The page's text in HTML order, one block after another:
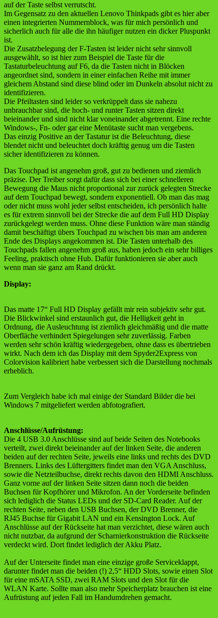
auf der Taste selbst verrutscht.
Im Gegensatz zu den aktuellen Lenovo Thinkpads gibt es hier aber
einen integrierten Nummernblock, was für mich persönlich und
sicherlich auch für alle die ihn häufiger nutzen ein dicker Pluspunkt
ist.
Die Zusatzbelegung der F-Tasten ist leider nicht sehr sinnvoll
ausgewählt, so ist hier zum Beispiel die Taste für die
Tastaturbeleuchtung auf F6, da die Tasten nicht in Blöcken
angeordnet sind, sondern in einer einfachen Reihe mit immer
gleichem Abstand sind diese blind oder im Dunkeln absolut nicht zu
identifizieren.
Die Pfeiltasten sind leider so verkrüppelt dass sie nahezu
unbrauchbar sind, die hoch- und runter Tasten sitzen direkt
beieinander und sind nicht klar voneinander abgetrennt. Eine rechte
Windows-, Fn- oder gar eine Menütaste sucht man vergebens.
Das einzig Positive an der Tastatur ist die Beleuchtung, diese
blendet nicht und beleuchtet doch kräftig genug um die Tasten
sicher identifizieren zu können.
Das Touchpad ist angenehm groß, gut zu bedienen und ziemlich
präzise. Der Treiber sorgt dafür dass sich bei einer schnelleren
Bewegung die Maus nicht proportional zur zurück gelegten Strecke
auf dem Touchpad bewegt, sondern exponentiell. Ob man das mag
oder nicht muss wohl jeder selbst entscheiden, ich persönlich halte
es für extrem sinnvoll bei der Strecke die auf dem Full HD Display
zurückgelegt werden muss. Ohne diese Funktion wäre man ständig
damit beschäftigt übers Touchpad zu wischen bis man am anderen
Ende des Displays angekommen ist. Die Tasten unterhalb des
Touchpads fallen angenehm groß aus, haben jedoch ein sehr billiges
Feeling, praktisch ohne Hub. Dafür funktionieren sie aber auch
wenn man sie ganz am Rand drückt.
Display:
Das matte 17“ Full HD Display gefällt mir rein subjektiv sehr gut.
Die Blickwinkel sind erstaunlich gut, die Helligkeit geht in
Ordnung, die Ausleuchtung ist ziemlich gleichmäßig und die matte
Oberfläche verhindert Spiegelungen sehr zuverlässig. Farben
werden sehr schön kräftig wiedergegeben, ohne dass es übertrieben
wirkt. Nach dem ich das Display mit dem Spyder2Express von
Colorvision kalibriert habe verbessert sich die Darstellung nochmals
erheblich.
Zum Vergleich habe ich mal einige der Standard Bilder die bei
Windows 7 mitgeliefert werden abfotografiert.
Anschlüsse/Aufrüstung:
Die 4 USB 3.0 Anschlüsse sind auf beide Seiten des Notebooks
verteilt, zwei direkt beieinander auf der linken Seite, die anderen
beiden auf der rechten Seite, jeweils eine links und rechts des DVD
Brenners. Links des Lüftergitters findet man den VGA Anschluss,
sowie die Netzteilbuchse, direkt rechts davon den HDMI Anschluss.
Ganz vorne auf der linken Seite sitzen dann noch die beiden
Buchsen für Kopfhörer und Mikrofon. An der Vorderseite befinden
sich lediglich die Status LEDs und der SD-Card Reader. Auf der
rechten Seite, neben den USB Buchsen, der DVD Brenner, die
RJ45 Buchse für Gigabit LAN und ein Kensington Lock. Auf
Anschlüsse auf der Rückseite hat man verzichtet, diese wären auch
nicht nutzbar, da aufgrund der Scharnierkonstruktion die Rückseite
verdeckt wird. Dort findet lediglich der Akku Platz.
Auf der Unterseite findet man eine einzige große Serviceklappt,
darunter findet man die beiden (!) 2,5“ HDD Slots, sowie einen Slot
für eine mSATA SSD, zwei RAM Slots und den Slot für die
WLAN Karte. Sollte man also mehr Speicherplatz brauchen ist eine
Aufrüstung auf jeden Fall im Handumdrehen gemacht.